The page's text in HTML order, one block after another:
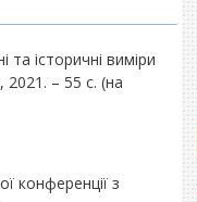
та історичні виміри
2021. – 55 с. (на
конференції з